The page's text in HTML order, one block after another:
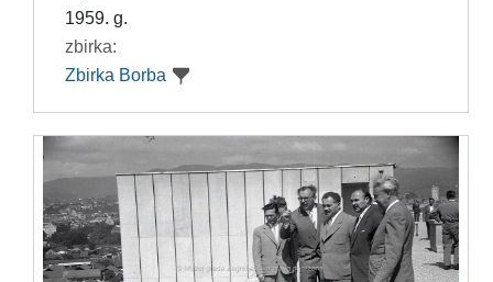
1959. g.
zbirka:
Zbirka Borba